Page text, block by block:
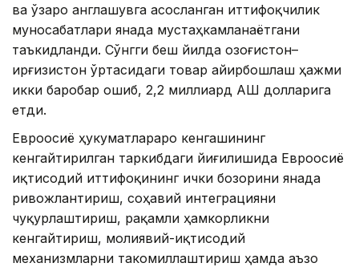
ва ўзаро англашувга асосланган иттифоқчилик
муносабатлари янада мустаҳкамланаётгани
таъкидланди. Сўнгги беш йилда Қозоғистон–
Қирғизистон ўртасидаги товар айирбошлаш ҳажми
икки баробар ошиб, 2,2 миллиард АҚШ долларига
етди.
Евроосиё ҳукуматлараро кенгашининг
кенгайтирилган таркибдаги йиғилишида Евроосиё
иқтисодий иттифоқининг ички бозорини янада
ривожлантириш, соҳавий интеграцияни
чуқурлаштириш, рақамли ҳамкорликни
кенгайтириш, молиявий-иқтисодий
механизмларни такомиллаштириш ҳамда аъзо